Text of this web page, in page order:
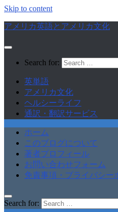
Skip to content
アメリカ英語とアメリカ文化
Search for:
英単語
アメリカ文化
ヘルシーライフ
通訳・翻訳サービス
ホーム
このブログについて
著者プロフィール
お問い合わせフォーム
免責事項・プライバシー
Search for: